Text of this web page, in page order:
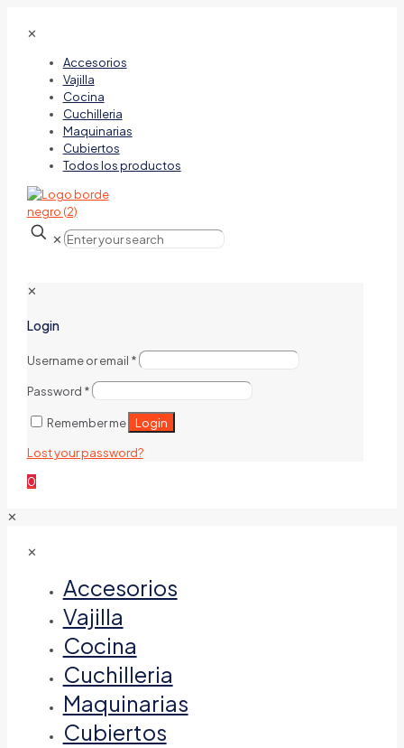
✕
Accesorios
Vajilla
Cocina
Cuchilleria
Maquinarias
Cubiertos
Todos los productos
✕
✕
Login
Username or email *
Password *
Remember me Login
Lost your password?
0
✕
✕
Accesorios
Vajilla
Cocina
Cuchilleria
Maquinarias
Cubiertos